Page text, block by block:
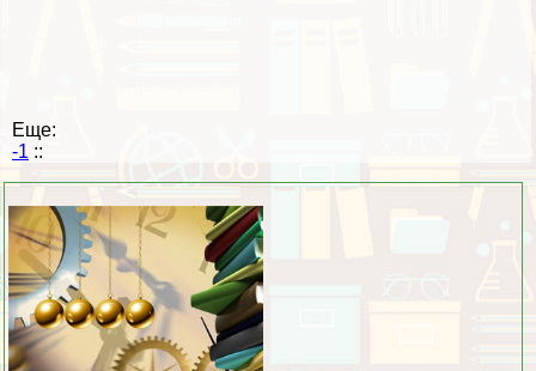
Еще:
-1 ::